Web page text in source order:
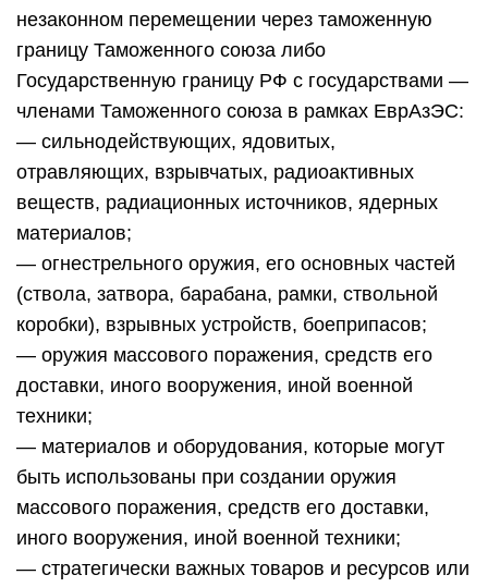
незаконном перемещении через таможенную
границу Таможенного союза либо
Государственную границу РФ с государствами —
членами Таможенного союза в рамках ЕврАзЭС:
— сильнодействующих, ядовитых,
отравляющих, взрывчатых, радиоактивных
веществ, радиационных источников, ядерных
материалов;
— огнестрельного оружия, его основных частей
(ствола, затвора, барабана, рамки, ствольной
коробки), взрывных устройств, боеприпасов;
— оружия массового поражения, средств его
доставки, иного вооружения, иной военной
техники;
— материалов и оборудования, которые могут
быть использованы при создании оружия
массового поражения, средств его доставки,
иного вооружения, иной военной техники;
— стратегически важных товаров и ресурсов или